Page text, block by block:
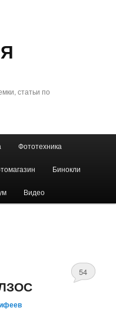
статьи по
Фототехника
Бинокли
Видео
54